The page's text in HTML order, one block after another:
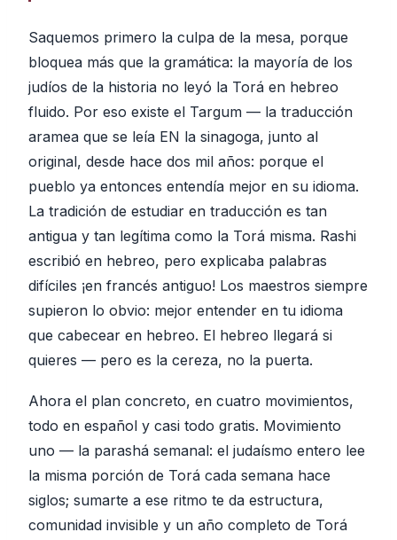
Saquemos primero la culpa de la mesa, porque
bloquea más que la gramática: la mayoría de los
judíos de la historia no leyó la Torá en hebreo
fluido. Por eso existe el Targum — la traducción
aramea que se leía EN la sinagoga, junto al
original, desde hace dos mil años: porque el
pueblo ya entonces entendía mejor en su idioma.
La tradición de estudiar en traducción es tan
antigua y tan legítima como la Torá misma. Rashi
escribió en hebreo, pero explicaba palabras
difíciles ¡en francés antiguo! Los maestros siempre
supieron lo obvio: mejor entender en tu idioma
que cabecear en hebreo. El hebreo llegará si
quieres — pero es la cereza, no la puerta.
Ahora el plan concreto, en cuatro movimientos,
todo en español y casi todo gratis. Movimiento
uno — la parashá semanal: el judaísmo entero lee
la misma porción de Torá cada semana hace
siglos; sumarte a ese ritmo te da estructura,
comunidad invisible y un año completo de Torá